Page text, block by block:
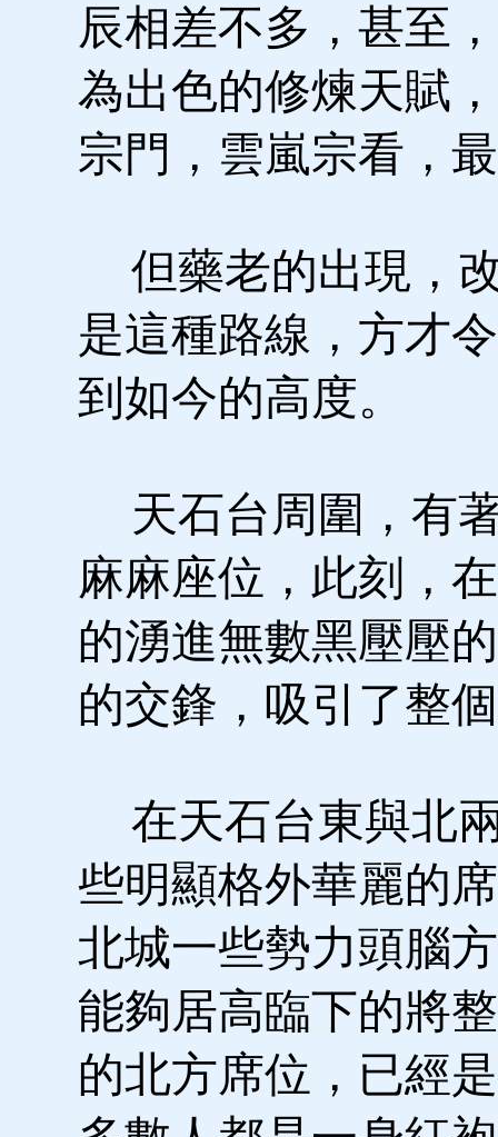
辰相差不多，甚至
為出色的修煉天賦
宗門，雲嵐宗看，
但藥老的出現，
是這種路線，方才
到如今的高度。
天石台周圍，有
麻麻座位，此刻，
的湧進無數黑壓壓
的交鋒，吸引了整
在天石台東與北
些明顯格外華麗的
北城一些勢力頭腦
能夠居高臨下的將
的北方席位，已經